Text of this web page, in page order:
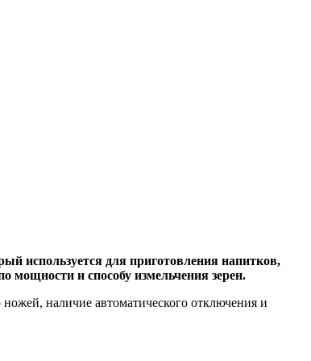
используется для приготовления напитков,
мощности и способу измельчения зерен.
наличие автоматического отключения и